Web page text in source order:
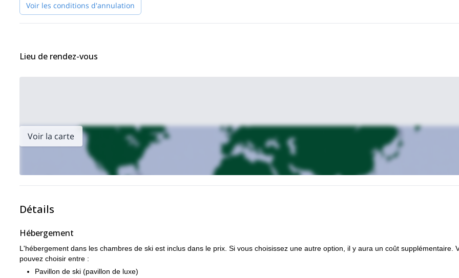
Voir les conditions d'annulation
Lieu de rendez-vous
Voir la carte
Détails
Hébergement
L'hébergement dans les chambres de ski est inclus dans le prix. Si vous choisissez une autre option, il y aura un coût supplémentaire.
pouvez choisir entre :
Pavillon de ski (pavillon de luxe)